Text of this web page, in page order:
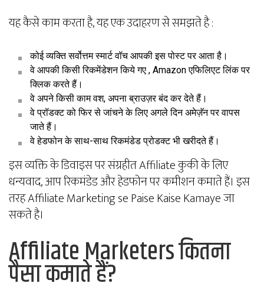
यह कैसे काम करता है, यह एक उदाहरण से समझते है :
कोई व्यक्ति सर्वोत्तम स्मार्ट वॉच आपकी इस पोस्ट पर आता है।
वे आपकी किसी रिकमेंडेशन किये गए , Amazon एफिलिएट लिंक पर
क्लिक करते हैं।
वे अपने किसी काम वश, अपना ब्राउज़र बंद कर देते हैं।
वे प्रॉडक्ट को फिर से जांचने के लिए अगले दिन अमेज़ॅन पर वापस
जाते हैं।
वे हेडफोन के साथ-साथ रिकमंडेड प्रोडक्ट भी खरीदते हैं।
इस व्यक्ति के डिवाइस पर संग्रहीत Affiliate कुकी के लिए
धन्यवाद, आप रिकमंडेड और हेडफोन पर कमीशन कमाते हैं। इस
तरह Affiliate Marketing se Paise Kaise Kamaye जा
सकते है।
Affiliate Marketers कितना
पैसा कमाते हैं?